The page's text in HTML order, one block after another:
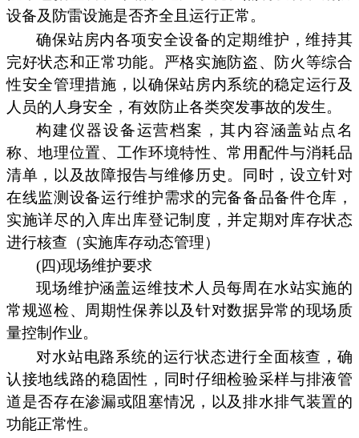
设备及防雷设施是否齐全且运行正常。
确保站房内各项安全设备的定期维护，维持其
完好状态和正常功能。严格实施防盗、防火等综合
性安全管理措施，以确保站房内系统的稳定运行及
人员的人身安全，有效防止各类突发事故的发生。
构建仪器设备运营档案，其内容涵盖站点名
称、地理位置、工作环境特性、常用配件与消耗品
清单，以及故障报告与维修历史。同时，设立针对
在线监测设备运行维护需求的完备备品备件仓库，
实施详尽的入库出库登记制度，并定期对库存状态
进行核查（实施库存动态管理）
(四)现场维护要求
现场维护涵盖运维技术人员每周在水站实施的
常规巡检、周期性保养以及针对数据异常的现场质
量控制作业。
对水站电路系统的运行状态进行全面核查，确
认接地线路的稳固性，同时仔细检验采样与排液管
道是否存在渗漏或阻塞情况，以及排水排气装置的
功能正常性。